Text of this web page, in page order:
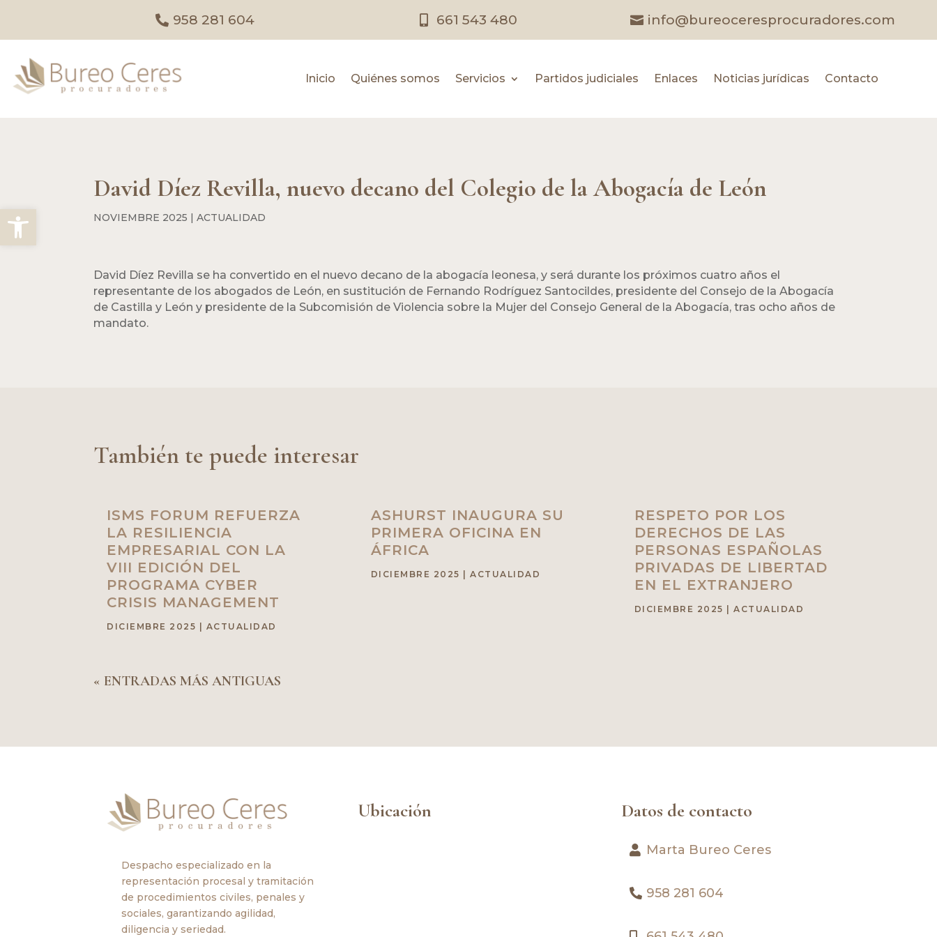
Abrir barra de herramientas
958 281 604 661 543 480 info@bureoceresprocuradores.com
Inicio Quiénes somos Servicios Partidos judiciales Enlaces Noticias jurídicas Contacto
David Díez Revilla, nuevo decano del Colegio de la Abogacía de León
NOVIEMBRE 2025 |ACTUALIDAD
David Díez Revilla se ha convertido en el nuevo decano de la abogacía leonesa, y será durante los próximos cuatro años el
representante de los abogados de León, en sustitución de Fernando Rodríguez Santocildes, presidente del Consejo de la Abogacía
de Castilla y León y presidente de la Subcomisión de Violencia sobre la Mujer del Consejo General de la Abogacía, tras ocho años de
mandato.
También te puede interesar
ISMS FORUM REFUERZA
LA RESILIENCIA
EMPRESARIAL CON LA
VIII EDICIÓN DEL
PROGRAMA CYBER
CRISIS MANAGEMENT
DICIEMBRE 2025 ACTUALIDAD
ASHURST INAUGURA SU
PRIMERA OFICINA EN
ÁFRICA
DICIEMBRE 2025 ACTUALIDAD
RESPETO POR LOS
DERECHOS DE LAS
PERSONAS ESPAÑOLAS
PRIVADAS DE LIBERTAD
EN EL EXTRANJERO
DICIEMBRE 2025 |ACTUALIDAD
« ENTRADAS MÁS ANTIGUAS
Despacho especializado en la
representación procesal y tramitación
de procedimientos civiles, penales y
sociales, garantizando agilidad,
diligencia y seriedad.
Ubicación Datos de contacto
Marta Bureo Ceres
958 281 604